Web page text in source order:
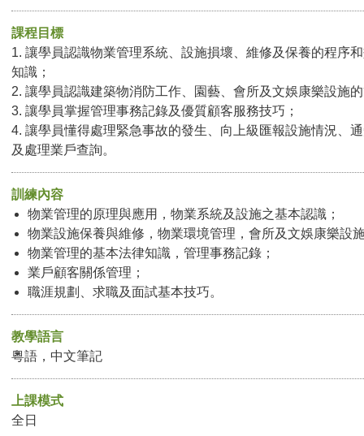
課程目標
1. 讓學員認識物業管理系統、設施損壞、維修及保養的程序
知識；
2. 讓學員認識建築物消防工作、園藝、會所及文娛康樂設施
3. 讓學員掌握管理事務記錄及優質顧客服務技巧；
4. 讓學員懂得處理緊急事故的發生、向上級匯報設施情況、
及處理業戶查詢。
訓練內容
物業管理的原理與應用，物業系統及設施之基本認識；
物業設施保養與維修，物業環境管理，會所及文娛康樂設
物業管理的基本法律知識，管理事務記錄；
業戶顧客關係管理；
職涯規劃、求職及面試基本技巧。
教學語言
粵語，中文筆記
上課模式
全日